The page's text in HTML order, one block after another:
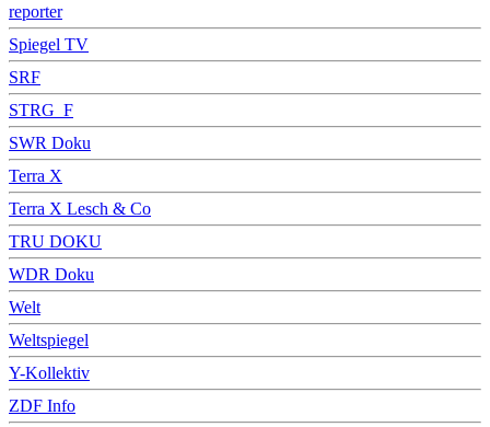
reporter
Spiegel TV
SRF
STRG_F
SWR Doku
Terra X
Terra X Lesch & Co
TRU DOKU
WDR Doku
Welt
Weltspiegel
Y-Kollektiv
ZDF Info